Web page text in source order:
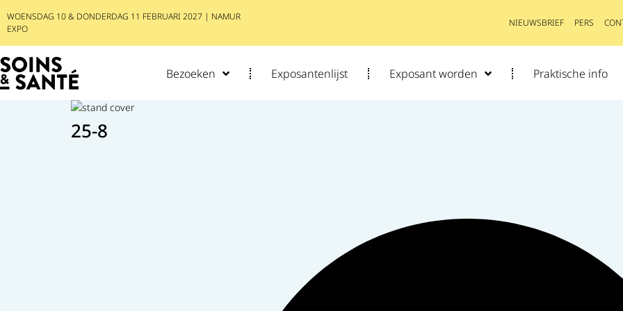
WOENSDAG 10 & DONDERDAG 11 FEBRUARI 2027 | NAMUR
EXPO
NIEUWSBRIEF PERS
Bezoeken Exposantenlijst Exposant worden Praktische info
25-8